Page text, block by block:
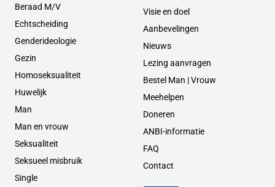
Beraad M/V
Echtscheiding
Genderideologie
Gezin
Homoseksualiteit
Huwelijk
Man
Man en vrouw
Seksualiteit
Seksueel misbruik
Single
Visie en doel
Aanbevelingen
Nieuws
Lezing aanvragen
Bestel Man | Vrouw
Meehelpen
Doneren
ANBI-informatie
FAQ
Contact